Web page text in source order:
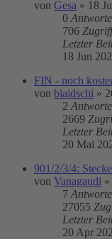
von Gesa » 18
0
706
Letzter
18 Jun
FIN - noch
von biaidschi »
2
2669
Letzter
20 Mai
901/2/3/4:
von Vanagaudi »
7
27055
Letzter
20 Apr